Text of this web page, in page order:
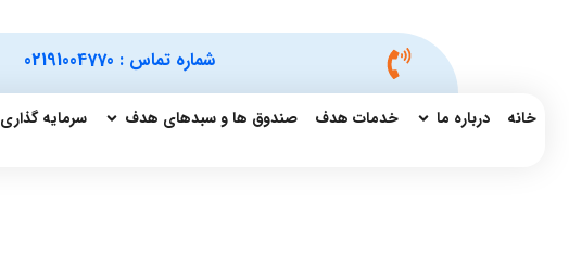
شماره تماس : 02191004770
خانه درباره ما خدمات هدف صندوق ها و سبدهای هدف سرمایه گذاری